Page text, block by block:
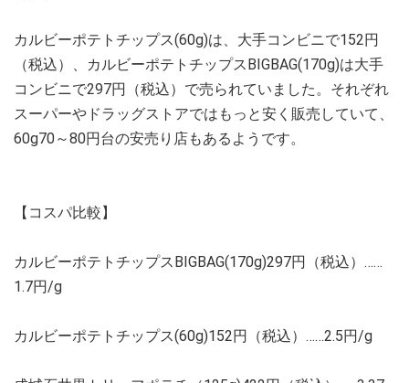
カルビーポテトチップス(60g)は、大手コンビニで152円
（税込）、カルビーポテトチップスBIGBAG(170g)は大手
コンビニで297円（税込）で売られていました。それぞれ
スーパーやドラッグストアではもっと安く販売していて、
60g70～80円台の安売り店もあるようです。
【コスパ比較】
カルビーポテトチップスBIGBAG(170g)297円（税込）……
1.7円/g
カルビーポテトチップス(60g)152円（税込）……2.5円/g